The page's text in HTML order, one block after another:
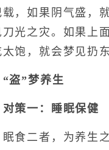
载，如果阴气盛，
刀光之灾。如果上
太饱，就会梦见扔
“盗”梦养生
对策一：睡眠保健
二者，为养生之